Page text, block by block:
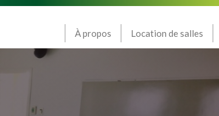
À propos Location de salles